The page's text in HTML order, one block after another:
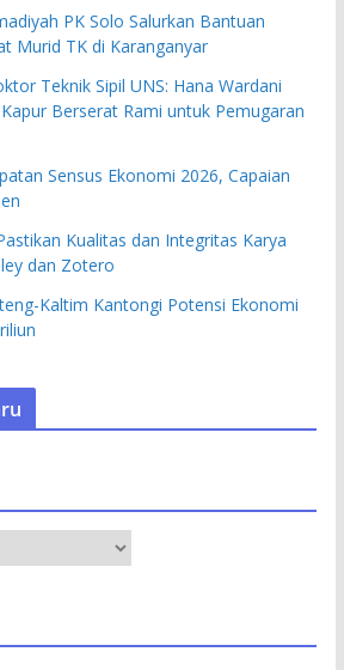
PK Solo Salurkan Bantuan
Murid TK di Karanganyar
Teknik Sipil UNS: Hana Wardani
Berserat Rami untuk Pemugaran
Sensus Ekonomi 2026, Capaian
Kualitas dan Integritas Karya
dan Zotero
Kaltim Kantongi Potensi Ekonomi